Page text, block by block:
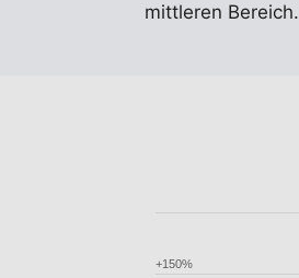
mittleren Bereich.
+150%